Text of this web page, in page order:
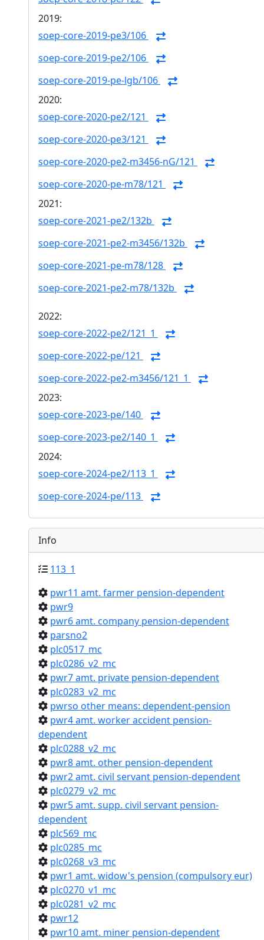
2019:
soep-core-2019-pe3/106
soep-core-2019-pe2/106
soep-core-2019-pe-lgb/106
2020:
soep-core-2020-pe2/121
soep-core-2020-pe3/121
soep-core-2020-pe2-m3456-nG/121
soep-core-2020-pe-m78/121
2021:
soep-core-2021-pe2/132b
soep-core-2021-pe2-m3456/132b
soep-core-2021-pe-m78/128
soep-core-2021-pe2-m78/132b
2022:
soep-core-2022-pe2/121_1
soep-core-2022-pe/121
soep-core-2022-pe2-m3456/121_1
2023:
soep-core-2023-pe/140
soep-core-2023-pe2/140_1
2024:
soep-core-2024-pe2/113_1
soep-core-2024-pe/113
Info
113_1
pwr11 amt. farmer pension-dependent
pwr9
pwr6 amt. company pension-dependent
parsno2
plc0517_mc
plc0286_v2_mc
pwr7 amt. private pension-dependent
plc0283_v2_mc
pwrso other means: dependent-pension
pwr4 amt. worker accident pension-
dependent
plc0288_v2_mc
pwr8 amt. other pension-dependent
pwr2 amt. civil servant pension-dependent
plc0279_v2_mc
pwr5 amt. supp. civil servant pension-
dependent
plc569_mc
plc0285_mc
plc0268_v3_mc
pwr1 amt. widow's pension (compulsory eur)
plc0270_v1_mc
plc0281_v2_mc
pwr12
pwr10 amt. miner pension-dependent